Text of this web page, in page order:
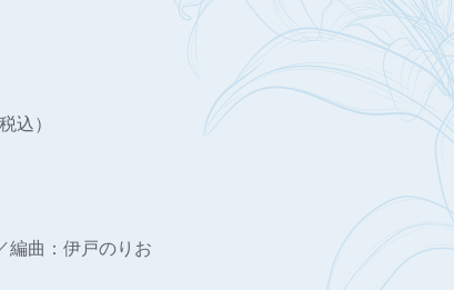
込）
編曲：伊戸のりお